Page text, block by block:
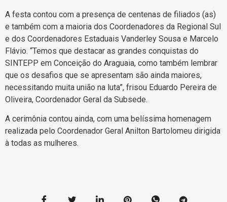
A festa contou com a presença de centenas de filiados (as)
e também com a maioria dos Coordenadores da Regional Sul
e dos Coordenadores Estaduais Vanderley Sousa e Marcelo
Flávio. “Temos que destacar as grandes conquistas do
SINTEPP em Conceição do Araguaia, como também lembrar
que os desafios que se apresentam são ainda maiores,
necessitando muita união na luta”, frisou Eduardo Pereira de
Oliveira, Coordenador Geral da Subsede.
A cerimônia contou ainda, com uma belíssima homenagem
realizada pelo Coordenador Geral Anilton Bartolomeu dirigida
à todas as mulheres.